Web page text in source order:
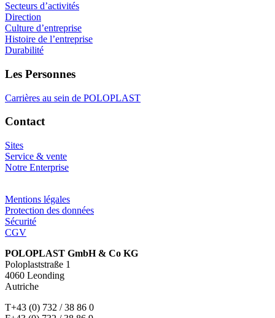
Secteurs d’activités
Direction
Culture d’entreprise
Histoire de l’entreprise
Durabilité
Les Personnes
Carrières au sein de POLOPLAST
Contact
Sites
Service & vente
Notre Enterprise
Mentions légales
Protection des données
Sécurité
CGV
POLOPLAST GmbH & Co KG
Poloplaststraße 1
4060 Leonding
Autriche
T+43 (0) 732 / 38 86 0